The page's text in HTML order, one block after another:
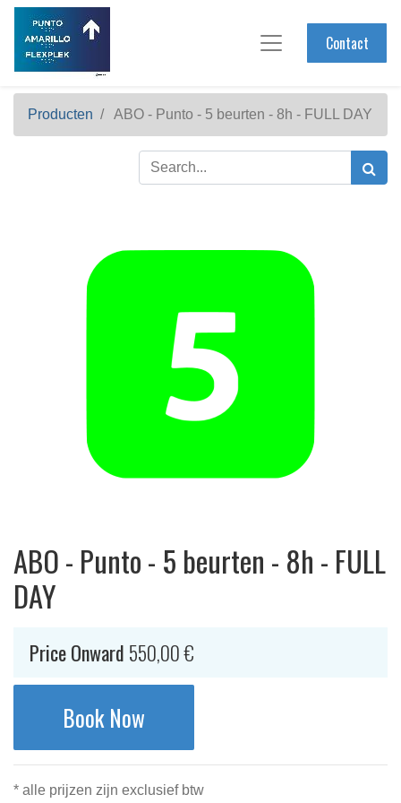
Contact
Producten ABO - Punto - 5 beurten - 8h - FULL DAY
ABO - Punto - 5 beurten - 8h - FULL
DAY
Price Onward 550,00€
Book Now
* alle prijzen zijn exclusief btw